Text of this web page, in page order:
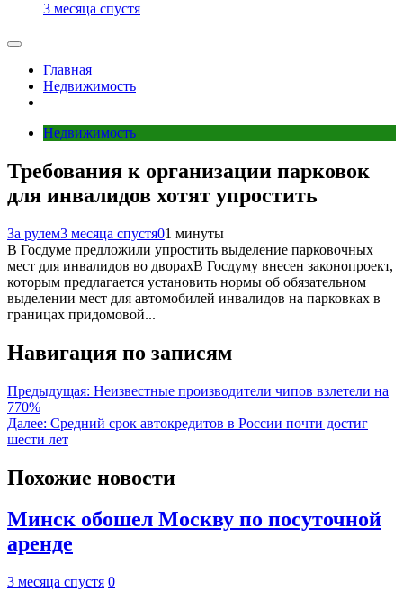
3 месяца спустя
Главная
Недвижимость
Недвижимость
Требования к организации парковок
для инвалидов хотят упростить
За рулем3 месяца спустя01 минуты
В Госдуме предложили упростить выделение парковочных
мест для инвалидов во дворахВ Госдуму внесен законопроект,
которым предлагается установить нормы об обязательном
выделении мест для автомобилей инвалидов на парковках в
границах придомовой...
Навигация по записям
Предыдущая: Неизвестные производители чипов взлетели на
770%
Далее: Средний срок автокредитов в России почти достиг
шести лет
Похожие новости
Минск обошел Москву по посуточной
аренде
3 месяца спустя 0